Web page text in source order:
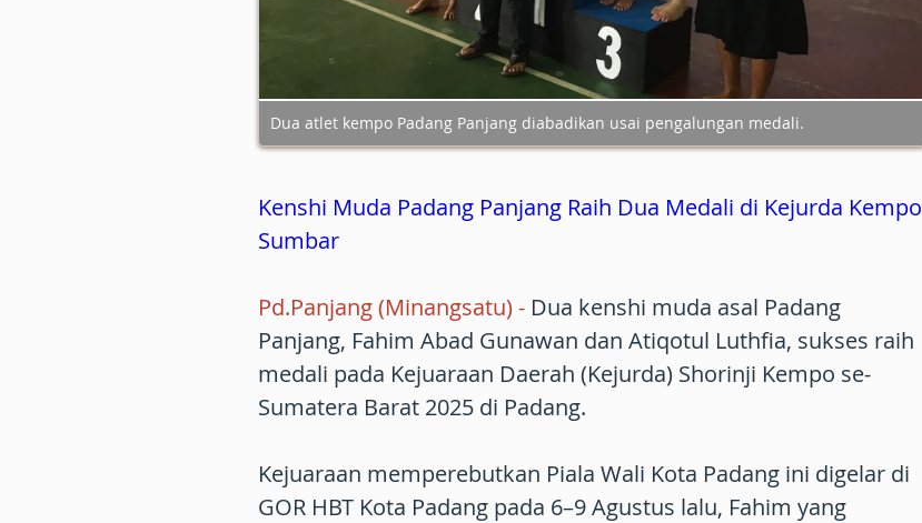
Dua atlet kempo Padang Panjang diabadikan usai pengalungan medali.
Kenshi Muda Padang Panjang Raih Dua Medali di Kejurda Kempo
Sumbar
Pd.Panjang (Minangsatu) - Dua kenshi muda asal Padang
Panjang, Fahim Abad Gunawan dan Atiqotul Luthfia, sukses raih
medali pada Kejuaraan Daerah (Kejurda) Shorinji Kempo se-
Sumatera Barat 2025 di Padang.
Kejuaraan memperebutkan Piala Wali Kota Padang ini digelar di
GOR HBT Kota Padang pada 6–9 Agustus lalu, Fahim yang